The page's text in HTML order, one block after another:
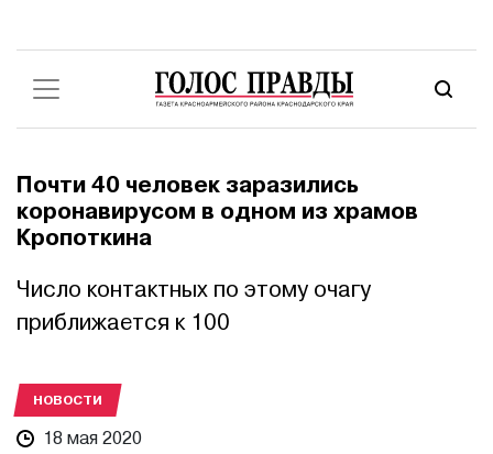
Почти 40 человек заразились
коронавирусом в одном из храмов
Кропоткина
Число контактных по этому очагу
приближается к 100
НОВОСТИ
18 мая 2020